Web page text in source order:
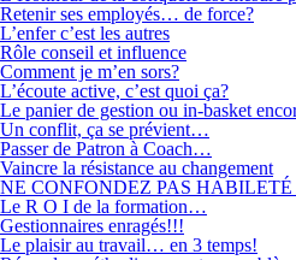
Retenir ses employés… de force?
L’enfer c’est les autres
Rôle conseil et influence
Comment je m’en sors?
L’écoute active, c’est quoi ça?
Le panier de gestion ou in-basket
Un conflit, ça se prévient…
Passer de Patron à Coach…
Vaincre la résistance au changement
NE CONFONDEZ PAS
Le R O I de la formation…
Gestionnaires enragés!!!
Le plaisir au travail… en 3 temps!